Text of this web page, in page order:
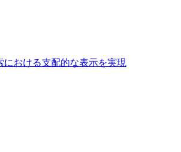
おける支配的な表示を実現​